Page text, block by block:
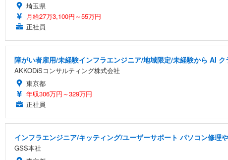
埼玉県
月給27万3,100円～55万円
正社員
障がい者雇用/未経験インフラエンジニア/地域限定/未経験から AI
AKKODiSコンサルティング株式会社
東京都
年収306万円～329万円
正社員
インフラエンジニア/キッティング/ユーザーサポート パソコン修理
GSS本社